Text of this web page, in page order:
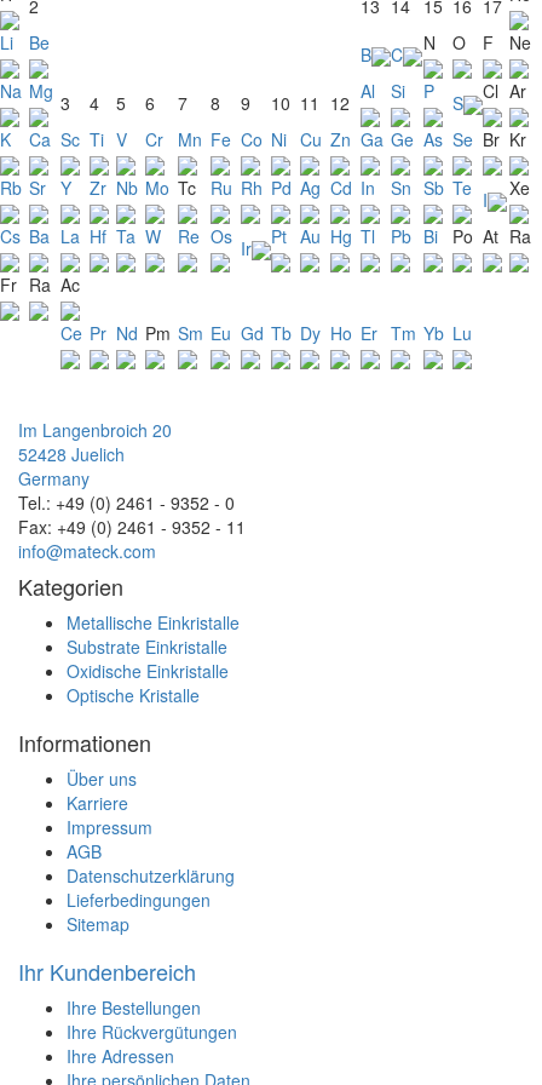
2 13 14 15 16 17
Li
Be B C N O F
Ne
Na Mg 3 4 5 6 7 8 9 10 11 12 Al Si P S Cl Ar
K
Ca Sc Ti V Cr Mn Fe Co Ni Cu Zn Ga Ge As Se Br Kr
Rb Sr Y Zr Nb Mo Tc Ru Rh Pd Ag Cd In Sn Sb Te I
Xe
Cs Ba La Hf Ta W Re Os Ir Pt Au Hg Tl Pb Bi Po At Ra
Fr Ra Ac
Ce Pr Nd Pm Sm Eu Gd Tb Dy Ho Er Tm Yb Lu
Im Langenbroich 20
52428 Juelich
Germany
Tel.: +49 (0) 2461 - 9352 - 0
Fax: +49 (0) 2461 - 9352 - 11
info@mateck.com
Kategorien
Metallische Einkristalle
Substrate Einkristalle
Oxidische Einkristalle
Optische Kristalle
Informationen
Über uns
Karriere
Impressum
AGB
Datenschutzerklärung
Lieferbedingungen
Sitemap
Ihr Kundenbereich
Ihre Bestellungen
Ihre Rückvergütungen
Ihre Adressen
Ihre persönlichen Daten